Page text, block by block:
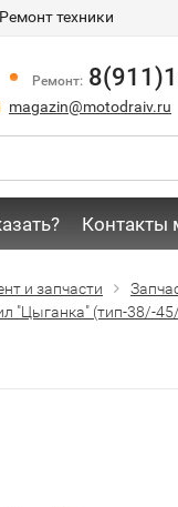
Ремонт техники
Ремонт:
magazin@motodraiv.ru
Контакты
и запчасти
"Цыганка" (тип-38/-